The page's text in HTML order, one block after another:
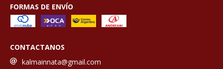
FORMAS DE ENVÍO
CONTACTANOS
kalmainnata@gmail.com